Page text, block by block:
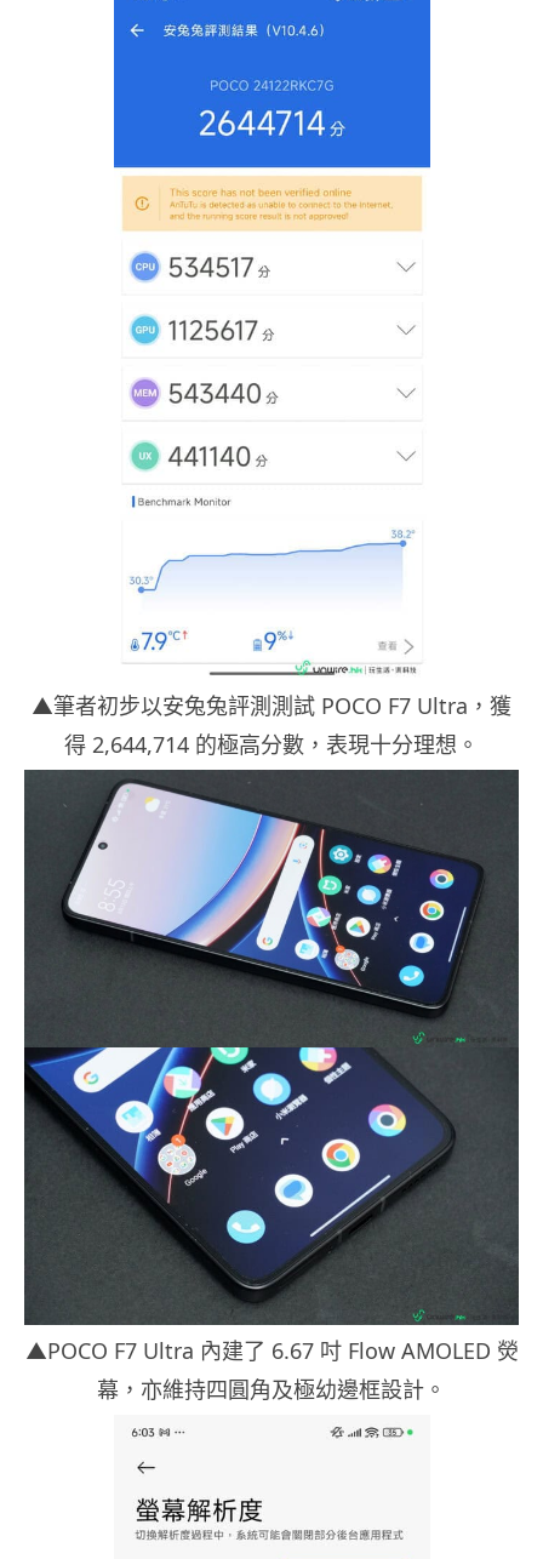
▲筆者初步以安兔兔評測測試 POCO F7 Ultra，獲
得 2,644,714 的極高分數，表現十分理想。
▲POCO F7 Ultra 內建了 6.67 吋 Flow AMOLED 熒
幕，亦維持四圓角及極幼邊框設計。